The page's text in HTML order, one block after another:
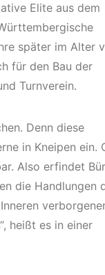
Elite aus dem
später im Alter
für den Bau der
Turnverein.
Denn diese
in Kneipen ein.
Also erfindet
die Handlungen
heißt es in einer